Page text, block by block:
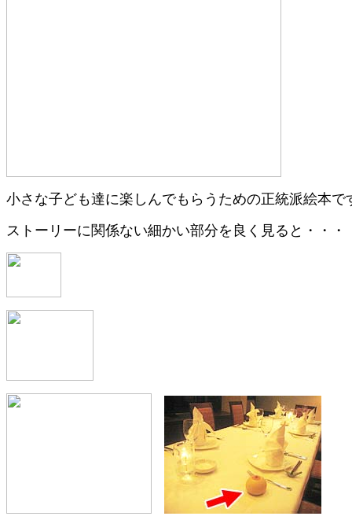
小さな子ども達に楽しんでもらうための正統派絵本で
ストーリーに関係ない細かい部分を良く見ると・・・